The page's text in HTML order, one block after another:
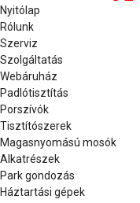
Nyitólap
Rólunk
Szerviz
Szolgáltatás
Webáruház
Padlótisztítás
Porszívók
Tisztítószerek
Magasnyomású mosók
Alkatrészek
Park gondozás
Háztartási gépek